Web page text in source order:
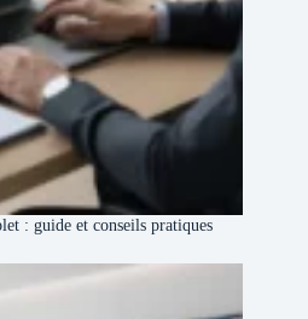
: guide et conseils pratiques